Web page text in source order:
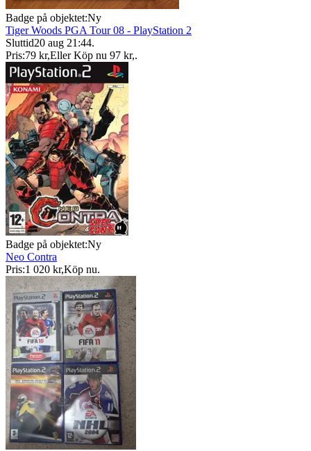
Badge på objektet:Ny
Tiger Woods PGA Tour 08 - PlayStation 2
Sluttid20 aug 21:44.
Pris:79 kr,Eller Köp nu 97 kr,.
Badge på objektet:Ny
Neo Contra
Pris:1 020 kr,Köp nu.